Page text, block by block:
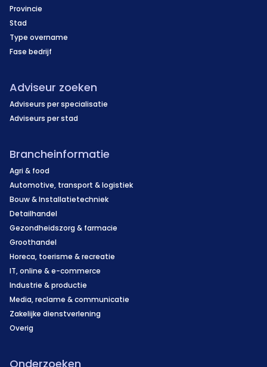
Provincie
Stad
Type overname
Fase bedrijf
Adviseur zoeken
Adviseurs per specialisatie
Adviseurs per stad
Brancheinformatie
Agri & food
Automotive, transport & logistiek
Bouw & Installatietechniek
Detailhandel
Gezondheidszorg & farmacie
Groothandel
Horeca, toerisme & recreatie
IT, online & e-commerce
Industrie & productie
Media, reclame & communicatie
Zakelijke dienstverlening
Overig
Onderzoeken